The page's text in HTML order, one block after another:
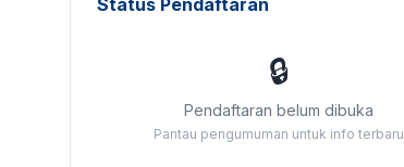
Status Pendaftaran
🔒
Pendaftaran belum dibuka
Pantau pengumuman untuk info terbaru